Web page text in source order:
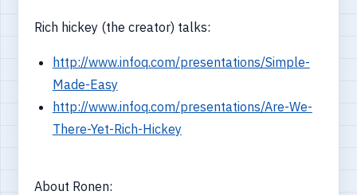
Rich hickey (the creator) talks:
http://www.infoq.com/presentations/Simple-
Made-Easy
http://www.infoq.com/presentations/Are-We-
There-Yet-Rich-Hickey
About Ronen: